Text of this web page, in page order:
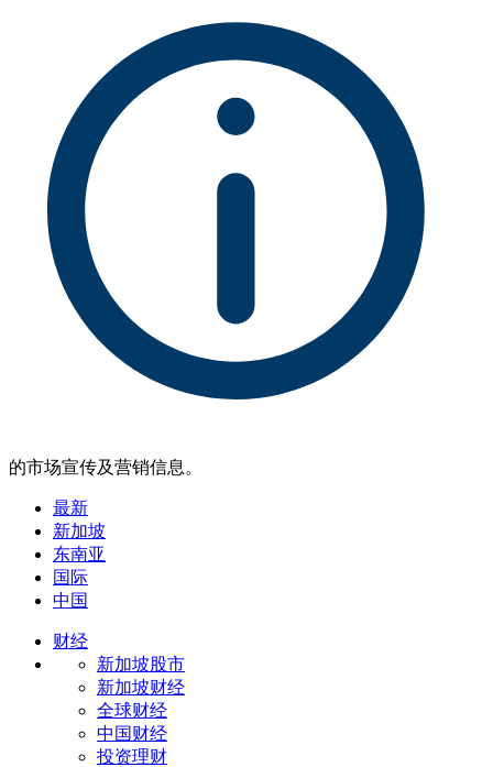
的市场宣传及营销信息。
最新
新加坡
东南亚
国际
中国
财经
新加坡股市
新加坡财经
全球财经
中国财经
投资理财